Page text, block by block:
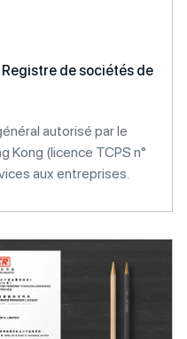
de sociétés de
autorisé par le
Kong (licence TCPS n°
aux entreprises.